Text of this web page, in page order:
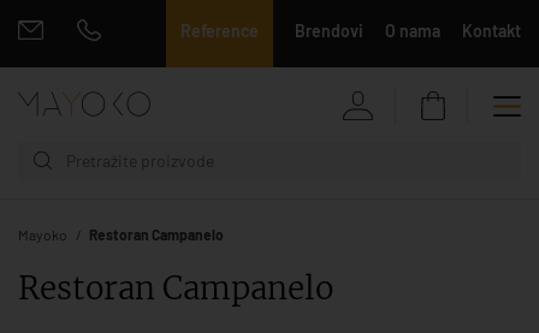
Reference Brendovi O nama Kontakt
Mayoko Restoran Campanelo
Restoran Campanelo